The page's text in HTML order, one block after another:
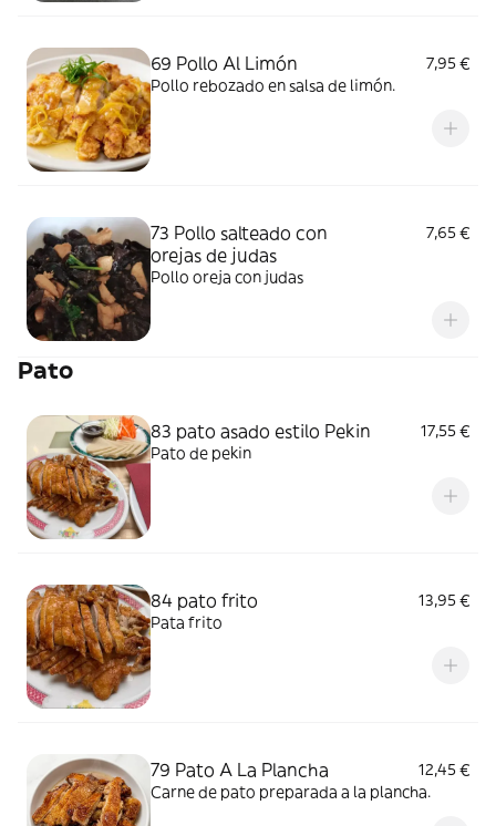
69 Pollo Al Limón
7,95 €
Pollo rebozado en salsa de limón.
73 Pollo salteado con
orejas de judas
7,65 €
Pollo oreja con judas
Pato
83 pato asado estilo Pekin
17,55 €
Pato de pekin
84 pato frito
13,95 €
Pata frito
79 Pato A La Plancha
12,45 €
Carne de pato preparada a la plancha.